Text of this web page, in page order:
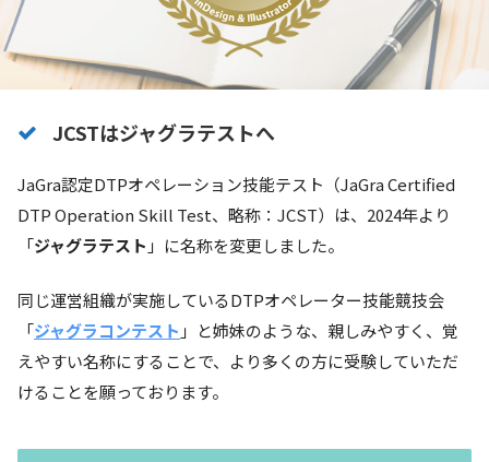
JCSTはジャグラテストへ
JaGra認定DTPオペレーション技能テスト（JaGra Certified
DTP Operation Skill Test、略称：JCST）は、2024年より
「ジャグラテスト 」に名称を変更しました。
同じ運営組織が実施しているDTPオペレーター技能競技会
「ジャグラコンテスト 」と姉妹のような、親しみやすく、覚
えやすい名称にすることで、より多くの方に受験していただ
けることを願っております。